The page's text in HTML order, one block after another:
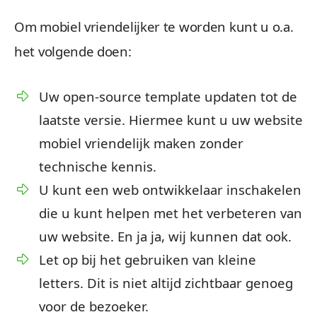
Om mobiel vriendelijker te worden kunt u o.a.
het volgende doen:
Uw open-source template updaten tot de
laatste versie. Hiermee kunt u uw website
mobiel vriendelijk maken zonder
technische kennis.
U kunt een web ontwikkelaar inschakelen
die u kunt helpen met het verbeteren van
uw website. En ja ja, wij kunnen dat ook.
Let op bij het gebruiken van kleine
letters. Dit is niet altijd zichtbaar genoeg
voor de bezoeker.